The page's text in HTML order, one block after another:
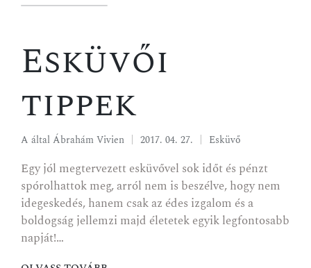
Esküvői
tippek
A általÁbrahám Vivien 2017. 04. 27. Esküvő
Egy jól megtervezett esküvővel sok időt és pénzt
spórolhattok meg, arról nem is beszélve, hogy nem
idegeskedés, hanem csak az édes izgalom és a
boldogság jellemzi majd életetek egyik legfontosabb
napját!…